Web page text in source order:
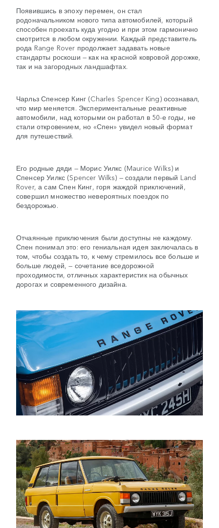
Появившись в эпоху перемен, он стал
родоначальником нового типа автомобилей, который
способен проехать куда угодно и при этом гармонично
смотрится в любом окружении. Каждый представитель
рода Range Rover продолжает задавать новые
стандарты роскоши — как на красной ковровой дорожке,
так и на загородных ландшафтах.
Чарльз Спенсер Кинг (Charles Spencer King) осознавал,
что мир меняется. Экспериментальные реактивные
автомобили, над которыми он работал в 50-е годы, не
стали откровением, но «Спен» увидел новый формат
для путешествий.
Его родные дяди — Морис Уилкс (Maurice Wilks) и
Спенсер Уилкс (Spencer Wilks) — создали первый Land
Rover, а сам Спен Кинг, горя жаждой приключений,
совершил множество невероятных поездок по
бездорожью.
Отчаянные приключения были доступны не каждому.
Спен понимал это: его гениальная идея заключалась в
том, чтобы создать то, к чему стремилось все больше и
больше людей, — сочетание вседорожной
проходимости, отличных характеристик на обычных
дорогах и современного дизайна.